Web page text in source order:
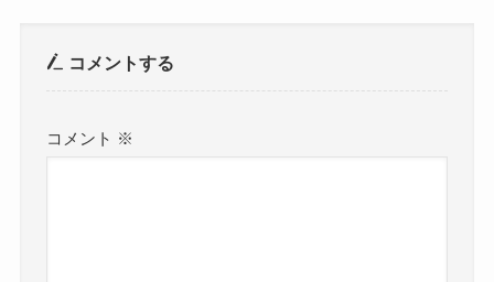
コメントする
コメント ※